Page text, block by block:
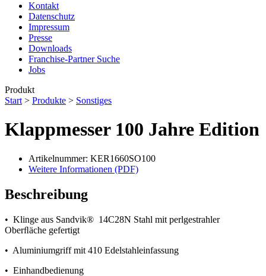
Kontakt
Datenschutz
Impressum
Presse
Downloads
Franchise-Partner Suche
Jobs
Produkt
Start > Produkte > Sonstiges
Klappmesser 100 Jahre Edition
Artikelnummer: KER1660SO100
Weitere Informationen (PDF)
Beschreibung
• Klinge aus Sandvik® 14C28N Stahl mit perlgestrahler
Oberﬂäche gefertigt
• Aluminiumgriff mit 410 Edelstahleinfassung
• Einhandbedienung